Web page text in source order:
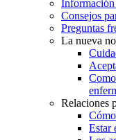
Información
Consejos
Preguntas
La nueva
Relaciones
Estar